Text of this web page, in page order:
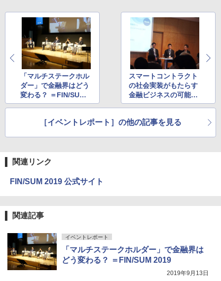
「マルチステークホル
ダー」で金融界はどう
変わる？ ＝FIN/SUM 2
019
スマートコントラクト
の社会実装がもたらす
金融ビジネスの可能性
＝FIN/SUM 2019
［イベントレポート］の他の記事を見る
関連リンク
FIN/SUM 2019 公式サイト
関連記事
イベントレポート
「マルチステークホルダー」で金融界は
どう変わる？ ＝FIN/SUM 2019
2019年9月13日